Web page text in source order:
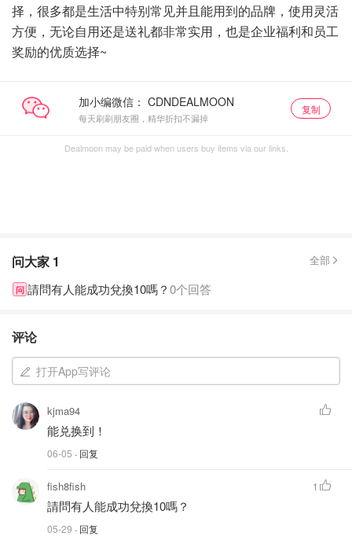
择，很多都是生活中特别常见并且能用到的品牌，使用灵活
方便，无论自用还是送礼都非常实用，也是企业福利和员工
奖励的优质选择~
加小编微信：
每天刷刷朋友圈，精华折扣不漏掉
复制
Dealmoon may be paid when users buy items via our links.
问大家 1 全部
问 請問有人能成功兌換10嗎？0个回答
评论
打开App写评论
kjma94
能兑换到！
06-05 · 回复
fish8fish
請問有人能成功兌換10嗎？
05-29 · 回复
1